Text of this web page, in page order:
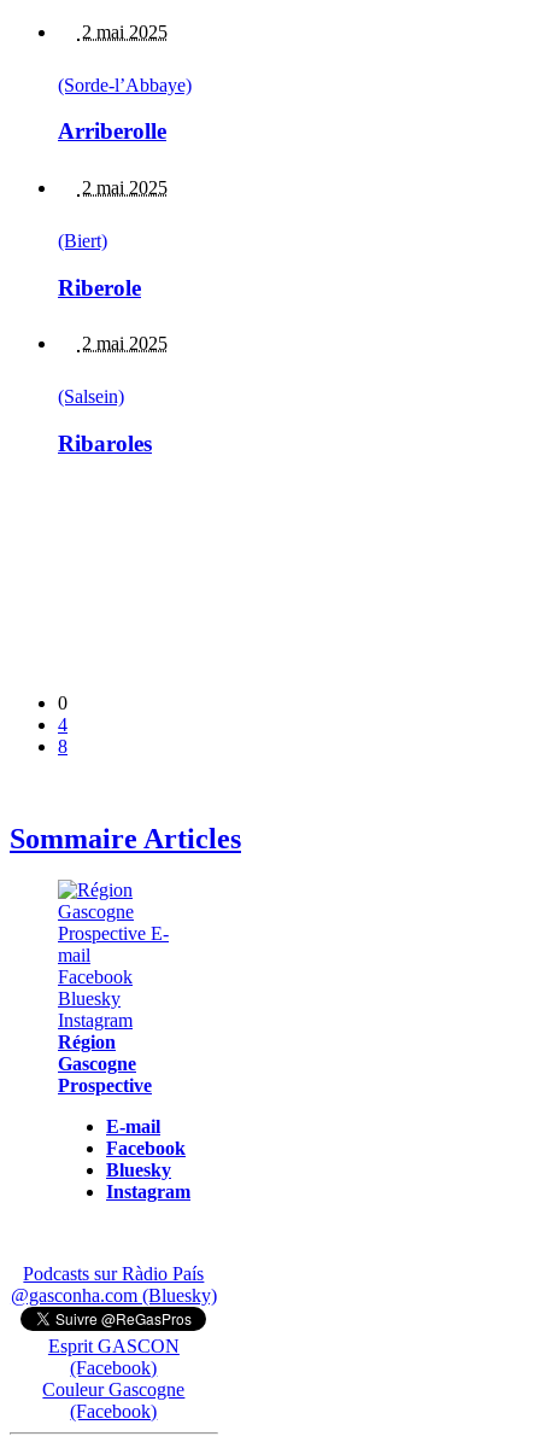
2 mai 2025
(Sorde-l’Abbaye)
Arriberolle
2 mai 2025
(Biert)
Riberole
2 mai 2025
(Salsein)
Ribaroles
0
4
8
Sommaire Articles
Région
Gascogne
Prospective
E-mail
Facebook
Bluesky
Instagram
Podcasts sur Ràdio País
@gasconha.com (Bluesky)
Esprit GASCON
(Facebook)
Couleur Gascogne
(Facebook)